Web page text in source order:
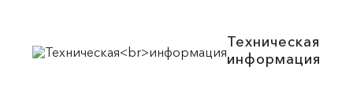
Техническая
информация